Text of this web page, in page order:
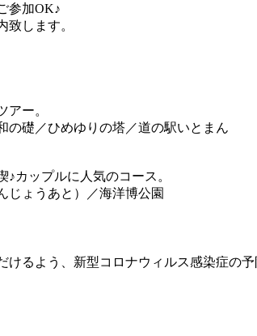
参加OK♪
します。
ー。
礎／ひめゆりの塔／道の駅いとまん
ップルに人気のコース。
ょうあと）／海洋博公園
るよう、新型コロナウィルス感染症の